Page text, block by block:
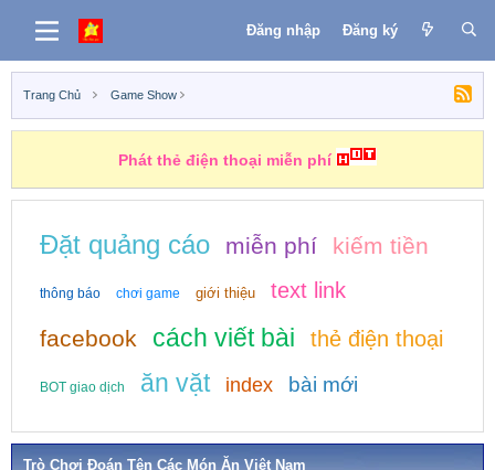
Đăng nhập Đăng ký
Trang Chủ Game Show
Những nhiệm vụ kiếm tiền
Đặt quảng cáo miễn phí kiếm tiền
thông báo chơi game giới thiệu text link
facebook cách viết bài thẻ điện thoại
BOT giao dịch ăn vặt index bài mới
Trò Chơi Đoán Tên Các Món Ăn Việt Nam